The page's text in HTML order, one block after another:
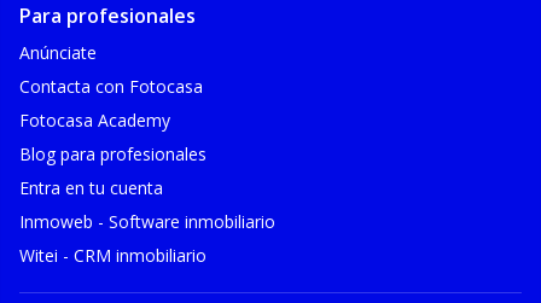
Para profesionales
Anúnciate
Contacta con Fotocasa
Fotocasa Academy
Blog para profesionales
Entra en tu cuenta
Inmoweb - Software inmobiliario
Witei - CRM inmobiliario